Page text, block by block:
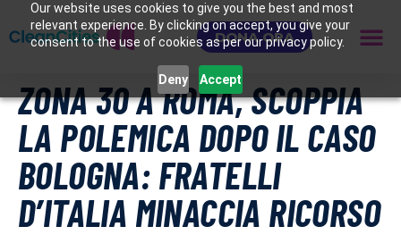
Our website uses cookies to give you the best and most
relevant experience. By clicking on accept, you give your
consent to the use of cookies as per our privacy policy.
Deny Accept
DONA ORA
ZONA 30 A ROMA, SCOPPIA
LA POLEMICA DOPO IL CASO
BOLOGNA: FRATELLI
D’ITALIA MINACCIA RICORSO